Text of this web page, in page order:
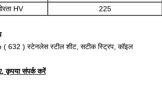
HV
225
632 ) स्टेनलेस स्टील शीट, सटीक स्ट्रिप, कॉइल
कृपया संपर्क करें